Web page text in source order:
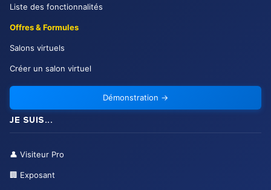
Liste des fonctionnalités
Offres & Formules
Salons virtuels
Créer un salon virtuel
Démonstration →
JE SUIS...
👤 Visiteur Pro
🏢 Exposant